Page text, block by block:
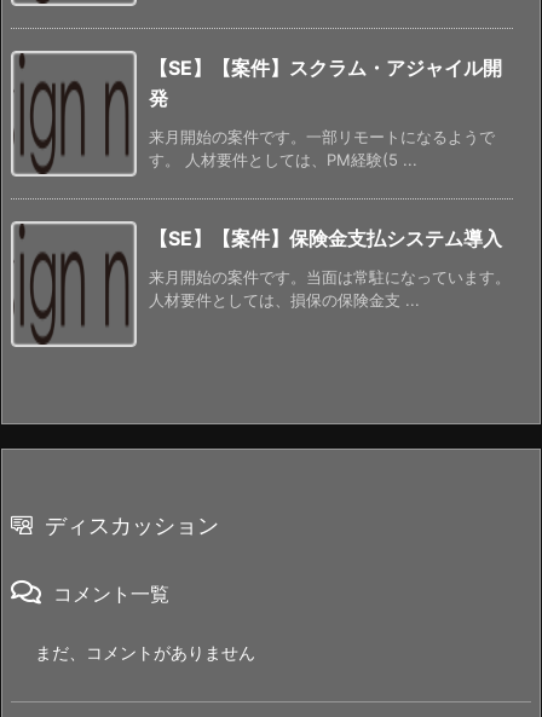
【SE】【案件】スクラム・アジャイル開
発
来月開始の案件です。一部リモートになるようで
す。 人材要件としては、PM経験(5 ...
【SE】【案件】保険金支払システム導入
来月開始の案件です。当面は常駐になっています。
人材要件としては、損保の保険金支 ...
ディスカッション
コメント一覧
まだ、コメントがありません